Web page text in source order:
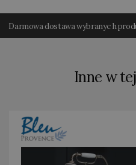
Darmowa dostawa wybranyc h
Inne w